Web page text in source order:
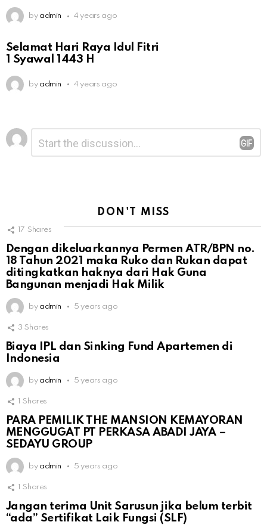
by admin 4 years ago
Selamat Hari Raya Idul Fitri
1 Syawal 1443 H
by admin 4 years ago
Leave
a
Reply
DON'T MISS
17 Shares
Dengan dikeluarkannya Permen ATR/BPN no.
18 Tahun 2021 maka Ruko dan Rukan dapat
ditingkatkan haknya dari Hak Guna
Bangunan menjadi Hak Milik
by admin 5 years ago
3 Shares
Biaya IPL dan Sinking Fund Apartemen di
Indonesia
by admin 5 years ago
1 Shares
PARA PEMILIK THE MANSION KEMAYORAN
MENGGUGAT PT PERKASA ABADI JAYA –
SEDAYU GROUP
by admin 5 years ago
1 Shares
Jangan terima Unit Sarusun jika belum terbit
“ada” Sertifikat Laik Fungsi (SLF)